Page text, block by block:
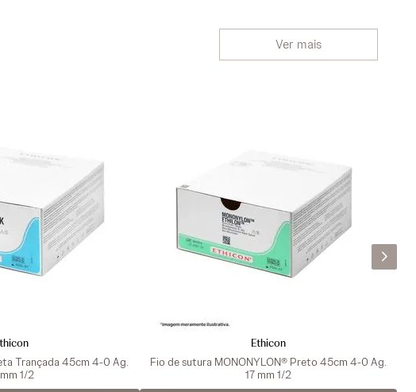
Ver mais
Trançada 45cm 4-0 Ag.
1/2
Ethicon
Fio de sutura MONONYLON® Preto 45cm 4-0 Ag.
17 mm 1/2